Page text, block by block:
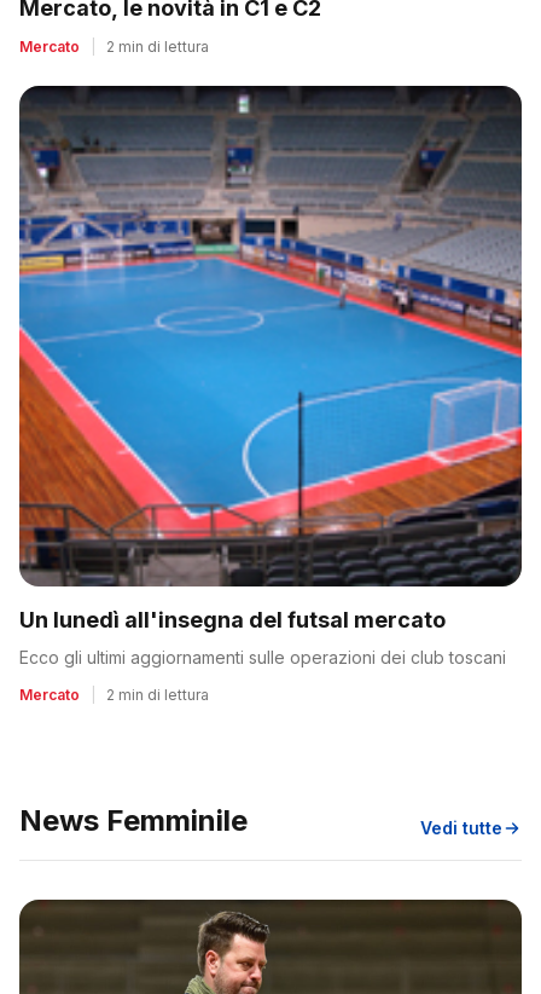
Mercato, le novità in C1 e C2
Mercato 2 min di lettura
Un lunedì all'insegna del futsal mercato
Ecco gli ultimi aggiornamenti sulle operazioni dei club toscani
Mercato 2 min di lettura
News Femminile Vedi tutte